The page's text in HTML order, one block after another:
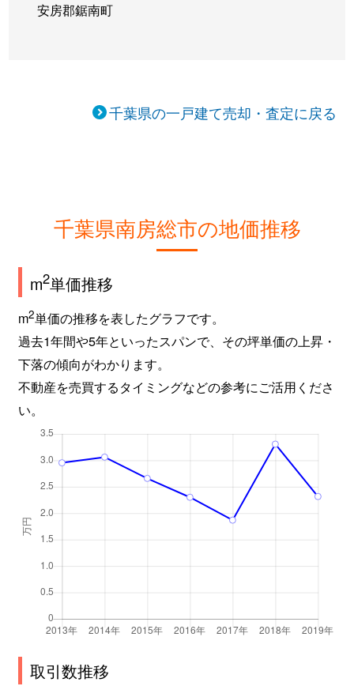
安房郡鋸南町
千葉県の一戸建て売却・査定に戻る
千葉県南房総市の地価推移
m2単価推移
m2単価の推移を表したグラフです。
過去1年間や5年といったスパンで、その坪単価の上昇・
下落の傾向がわかります。
不動産を売買するタイミングなどの参考にご活用くださ
い。
取引数推移